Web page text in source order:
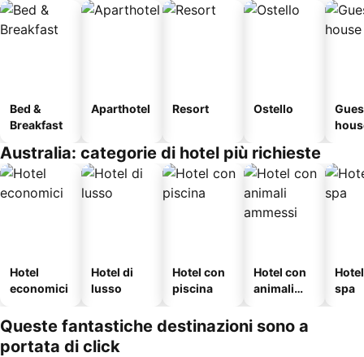
Bed &
Breakfast
Aparthotel Resort Ostello
Australia: categorie di hotel più richieste
Hotel
economici
Hotel di
lusso
Hotel con
piscina
Hotel con
animali
spa
Queste fantastiche destinazioni sono a
portata di click